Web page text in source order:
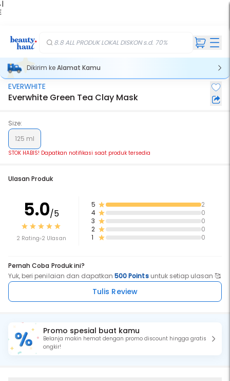
|
8.8 ALL PRODUK LOKAL DISKON s.d. 70%
Dikirim keAlamat Kamu
Stok Habis
EVERWHITE
Everwhite Green Tea Clay Mask
Size:
125 ml
STOK HABIS! Dapatkan notifikasi saat produk tersedia
Ulasan Produk
5.0/5
2 Rating 2 Ulasan
5
2
4
0
3
0
2
0
1
0
Pernah Coba Produk ini?
Yuk, beri penilaian dan dapatkan500 Pointsuntuk setiap ulasan 🥰
Tulis Review
Promo spesial buat kamu
Belanja makin hemat dengan promo discount hingga gratis
ongkir!